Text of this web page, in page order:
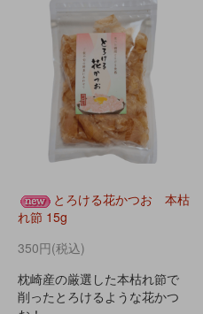
とろける花かつお 本枯
れ節 15g
350円(税込)
枕崎産の厳選した本枯れ節で
削ったとろけるような花かつ